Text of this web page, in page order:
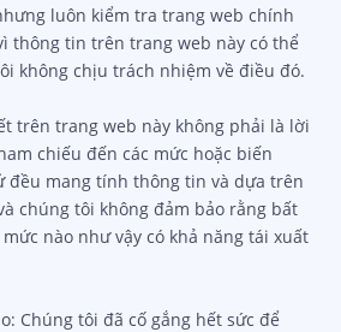
luôn kiểm tra trang web chính
thông tin trên trang web này có thể
không chịu trách nhiệm về điều đó.
trên trang web này không phải là lời
chiếu đến các mức hoặc biến
đều mang tính thông tin và dựa trên
chúng tôi không đảm bảo rằng bất
nào như vậy có khả năng tái xuất
Chúng tôi đã cố gắng hết sức để